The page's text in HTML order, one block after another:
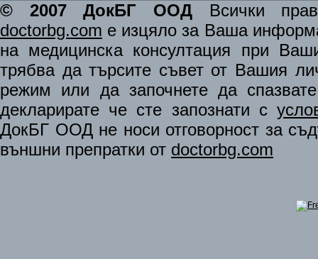
© 2007 ДокБГ ООД Всички
doctorbg.com е изцяло за Ваша
на медицинска консултация при
трябва да търсите съвет от Вашия
режим или да започнете да
декларирате че сте запознати с
ДокБГ ООД не носи отговорност за
външни препратки от doctorbg.com